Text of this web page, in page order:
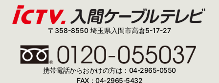
〒358-8550 埼玉県入間市高倉5-17-27
携帯電話からおかけの方は：04-2965-0550
FAX：04-2965-5432